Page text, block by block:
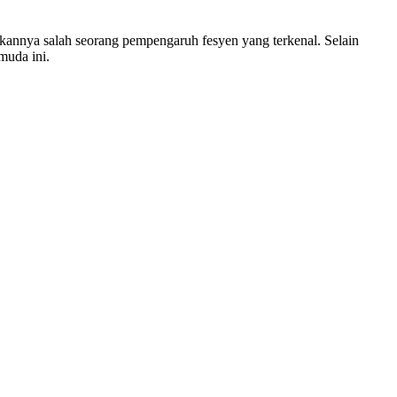
salah seorang pempengaruh fesyen yang terkenal. Selain
ini.